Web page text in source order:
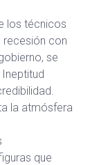
los técnicos
recesión con
se
la atmósfera
que